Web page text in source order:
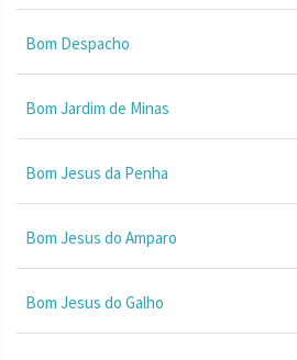
Bom Despacho
Bom Jardim de Minas
Bom Jesus da Penha
Bom Jesus do Amparo
Bom Jesus do Galho